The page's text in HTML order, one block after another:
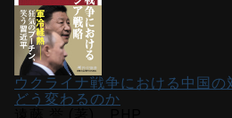
ウクライナ戦争における中国
どう変わるのか